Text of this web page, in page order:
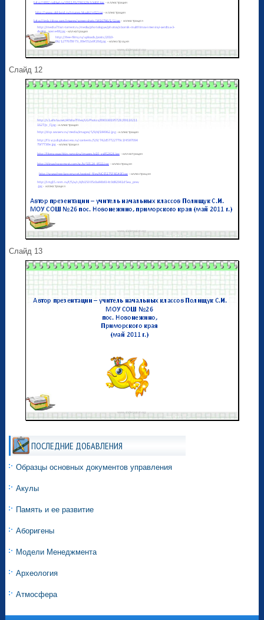
Слайд 12
Слайд 13
ПОСЛЕДНИЕ ДОБАВЛЕНИЯ
Образцы основных документов управления
Акулы
Память и ее развитие
Аборигены
Модели Менеджмента
Археология
Атмосфера